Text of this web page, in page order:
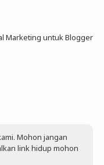
Marketing untuk Blogger
Mohon jangan
link hidup mohon